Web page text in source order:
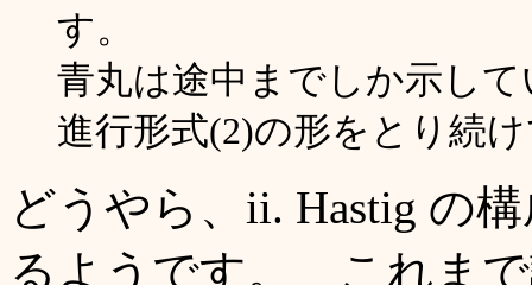
す。
青丸は途中までしか示し
進行形式(2)の形をとり続
どうやら、ii. Hastig の
るようです。 これまで